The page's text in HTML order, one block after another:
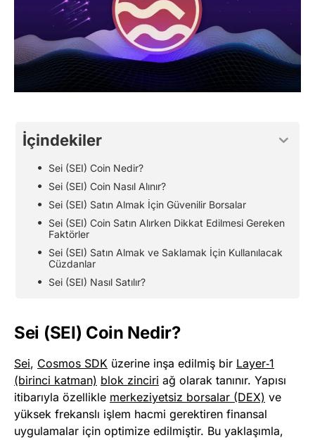
İçindekiler
Sei (SEI) Coin Nedir?
Sei (SEI) Coin Nasıl Alınır?
Sei (SEI) Satın Almak İçin Güvenilir Borsalar
Sei (SEI) Coin Satın Alırken Dikkat Edilmesi Gereken
Faktörler
Sei (SEI) Satın Almak ve Saklamak İçin Kullanılacak
Cüzdanlar
Sei (SEI) Nasıl Satılır?
Sei (SEI) Coin Nedir?
Sei, Cosmos SDK üzerine inşa edilmiş bir Layer‑1
(birinci katman) blok zinciri ağ olarak tanınır. Yapısı
itibarıyla özellikle merkeziyetsiz borsalar (DEX) ve
yüksek frekanslı işlem hacmi gerektiren finansal
uygulamalar için optimize edilmiştir. Bu yaklaşımla,